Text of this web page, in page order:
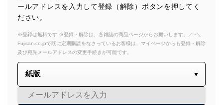
ールアドレスを入力して登録（解除）ボタンを押してく
ださい。
※登録は無料です ※登録・解除は、各雑誌の商品ページからお願いします。／~＼
Fujisan.co.jpで既に定期購読をなさっているお客様は、マイページからも登録・解除
及び宛先メールアドレスの変更手続きが可能です。